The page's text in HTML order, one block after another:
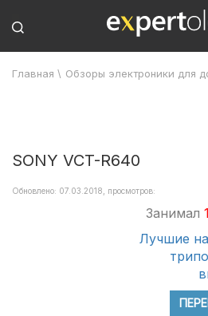
Главная \ Обзоры электроники для
SONY VCT-R640
Обновлено: 07.03.2018, просмотров:
Занимал
Лучшие